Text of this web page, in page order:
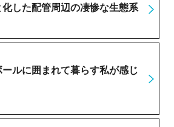
した配管周辺の凄惨な生態系
ルに囲まれて暮らす私が感じ